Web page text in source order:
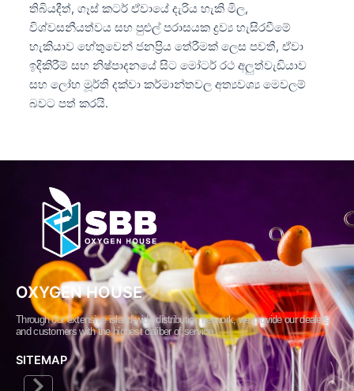
තිබියදීත්, ගෑස් කටර් ඒවායේ දැරිය හැකි මිල,
විශ්වසනීයත්වය සහ පුළුල් පරාසයක ද්‍රව්‍ය හැසිරවීමේ
හැකියාව හේතුවෙන් ජනප්‍රිය තේරීමක් ලෙස පවතී, ඒවා
ඉදිකිරීම් සහ නිෂ්පාදනයේ සිට මෝටර් රථ අලුත්වැඩියාව
සහ ලෝහ මූර්ති දක්වා කර්මාන්තවල අත්‍යවශ්‍ය මෙවලම්
බවට පත් කරයි.
OXYGEN HOUSE
Through our extensive island-wide distribution network, we provide our dealers
and customers with the highest caliber of service.
SITEMAP